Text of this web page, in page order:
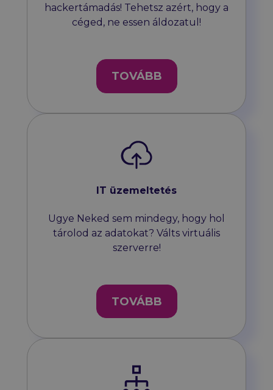
hackertámadás! Tehetsz azért, hogy a
céged, ne essen áldozatul!
TOVÁBB
IT üzemeltetés
Ugye Neked sem mindegy, hogy hol
tárolod az adatokat? Válts virtuális
szerverre!
TOVÁBB